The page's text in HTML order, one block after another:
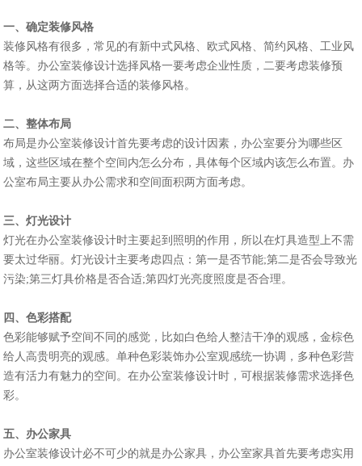
一、确定装修风格
装修风格有很多，常见的有新中式风格、欧式风格、简约风格、工业风
格等。 办公室装修设计选择风格一要考虑企业性质，二要考虑装修预
算，从这两方面选择合适的装修风格。
二、整体布局
布局是办公室装修设计首先要考虑的设计因素，办公室要分为哪些区
域，这些区域在整个空间内怎么分布，具体每个区域内该怎么布置。办
公室布局主要从办公需求和空间面积两方面考虑。
三、灯光设计
灯光在办公室装修设计时主要起到照明的作用，所以在灯具造型上不需
要太过华丽。灯光设计主要考虑四点：第一是否节能;第二是否会导致光
污染;第三灯具价格是否合适;第四灯光亮度照度是否合理。
四、色彩搭配
色彩能够赋予空间不同的感觉，比如白色给人整洁干净的观感，金棕色
给人高贵明亮的观感。单种色彩装饰办公室观感统一协调，多种色彩营
造有活力有魅力的空间。在办公室装修设计时，可根据装修需求选择色
彩。
五、办公家具
办公室装修设计必不可少的就是办公家具，办公室家具首先要考虑实用